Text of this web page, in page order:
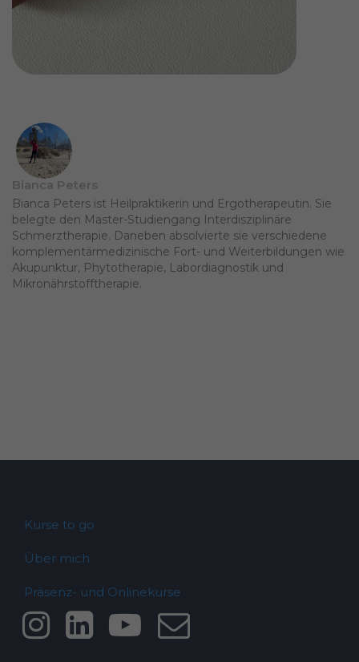
Bianca Peters
Bianca Peters ist Heilpraktikerin und Ergotherapeutin. Sie
belegte den Master-Studiengang Interdisziplinäre
Schmerztherapie. Daneben absolvierte sie verschiedene
komplementärmedizinische Fort- und Weiterbildungen wie
Akupunktur, Phytotherapie, Labordiagnostik und
Mikronährstofftherapie.
Kurse to go
Über mich
Präsenz- und Onlinekurse